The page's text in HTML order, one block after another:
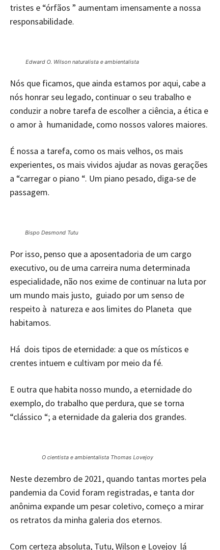
tristes e “órfãos ” aumentam imensamente a nossa
responsabilidade.
Edward O. Wilson naturalista e ambientalista
Nós que ficamos, que ainda estamos por aqui, cabe a
nós honrar seu legado, continuar o seu trabalho e
conduzir a nobre tarefa de escolher a ciência, a ética e
o amor à humanidade, como nossos valores maiores.
É nossa a tarefa, como os mais velhos, os mais
experientes, os mais vividos ajudar as novas gerações
a “carregar o piano “. Um piano pesado, diga-se de
passagem.
Bispo Desmond Tutu
Por isso, penso que a aposentadoria de um cargo
executivo, ou de uma carreira numa determinada
especialidade, não nos exime de continuar na luta por
um mundo mais justo, guiado por um senso de
respeito à natureza e aos limites do Planeta que
habitamos.
Há dois tipos de eternidade: a que os místicos e
crentes intuem e cultivam por meio da fé.
E outra que habita nosso mundo, a eternidade do
exemplo, do trabalho que perdura, que se torna
“clássico “; a eternidade da galeria dos grandes.
O cientista e ambientalista Thomas Lovejoy
Neste dezembro de 2021, quando tantas mortes pela
pandemia da Covid foram registradas, e tanta dor
anônima expande um pesar coletivo, começo a mirar
os retratos da minha galeria dos eternos.
Com certeza absoluta, Tutu, Wilson e Lovejoy lá